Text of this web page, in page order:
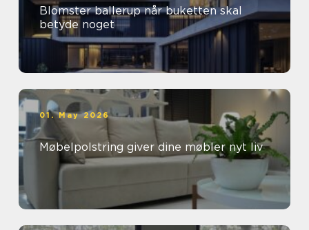
Blomster ballerup når buketten skal
betyde noget
01. May 2026
Møbelpolstring giver dine møbler nyt liv